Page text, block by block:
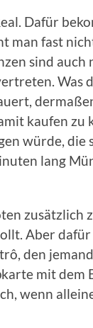
Dafür
man fast
sind
Was
kau­fen zu
wür­de, die
lang
zusätz­lich
Aber
den
mit dem
wenn